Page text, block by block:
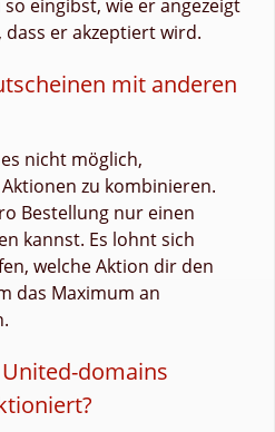
eingibst, wie er angezeigt
er akzeptiert wird.
mit anderen
nicht möglich,
zu kombinieren.
Bestellung nur einen
kannst. Es lohnt sich
welche Aktion dir den
das Maximum an
domains